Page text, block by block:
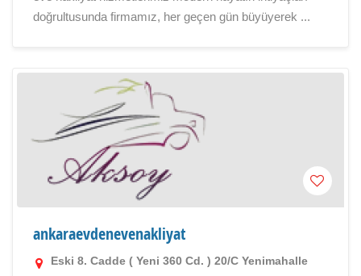
doğrultusunda firmamız, her geçen gün büyüyerek ...
ankaraevdenevenakliyat
Eski 8. Cadde ( Yeni 360 Cd. ) 20/C Yenimahalle